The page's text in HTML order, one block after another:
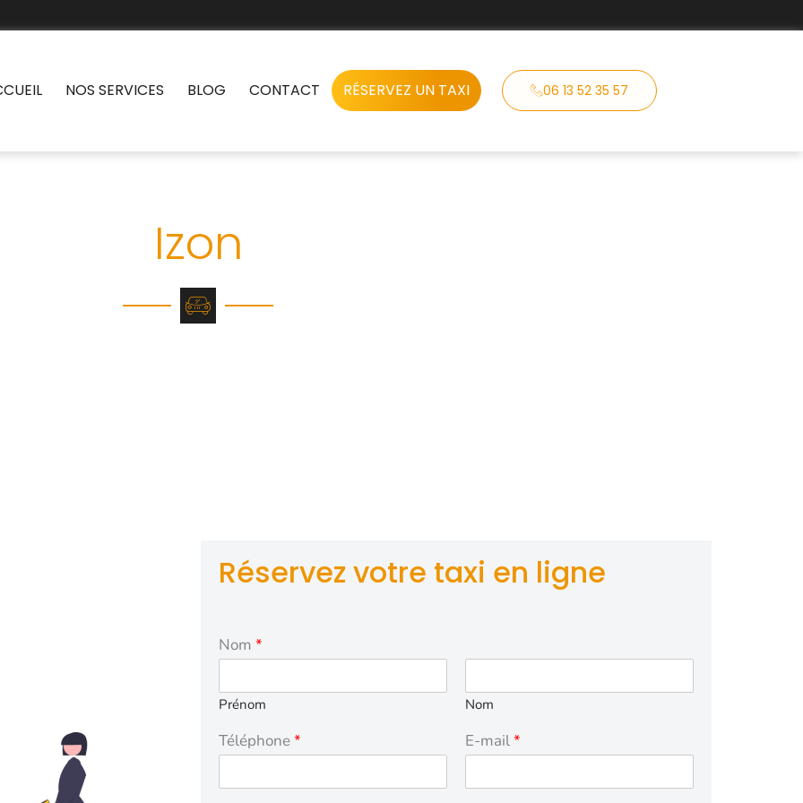
NOS SERVICES BLOG CONTACT RÉSERVEZ UN TAXI 06 13 52 35 57
Izon
Réservez votre taxi en ligne
Nom *
Prénom Nom
Téléphone* E-mail*